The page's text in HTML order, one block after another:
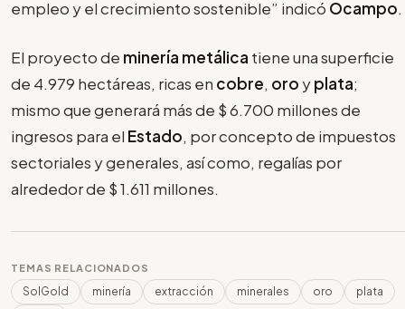
empleo y el crecimiento sostenible” indicó Ocampo.
El proyecto de minería metálica tiene una superficie
de 4.979 hectáreas, ricas en cobre, oro yplata;
mismo que generará más de $ 6.700 millones de
ingresos para el Estado, por concepto de impuestos
sectoriales y generales, así como, regalías por
alrededor de $ 1.611 millones.
TEMAS RELACIONADOS
SolGold minería extracción minerales oro
plata